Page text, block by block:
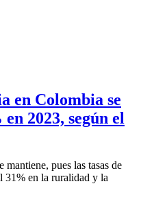
en Colombia se
2023, según el
pues las tasas de
31% en la ruralidad y la